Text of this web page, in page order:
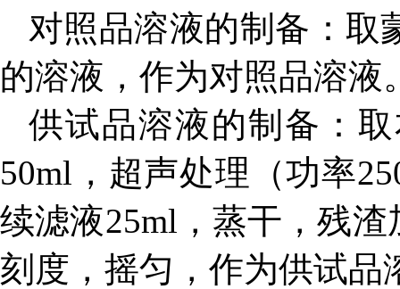
对照品溶液的制备：取
的溶液，作为对照品溶液
供试品溶液的制备：
50ml，超声处理（功率
续滤液25ml，蒸干，残
刻度，摇匀，作为供试品